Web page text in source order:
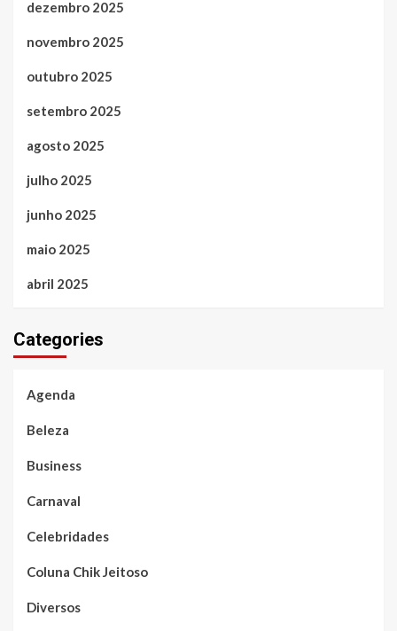
dezembro 2025
novembro 2025
outubro 2025
setembro 2025
agosto 2025
julho 2025
junho 2025
maio 2025
abril 2025
Categories
Agenda
Beleza
Business
Carnaval
Celebridades
Coluna Chik Jeitoso
Diversos